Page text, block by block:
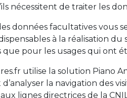
nécessitent de traiter les
données facultatives vous
à la réalisation
que pour les usages qui ont
utilise la solution Piano
la navigation des
lignes directrices de la